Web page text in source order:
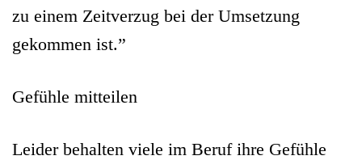
zu einem Zeitverzug bei der Umsetzung
gekommen ist.”
Gefühle mitteilen
Leider behalten viele im Beruf ihre Gefühle